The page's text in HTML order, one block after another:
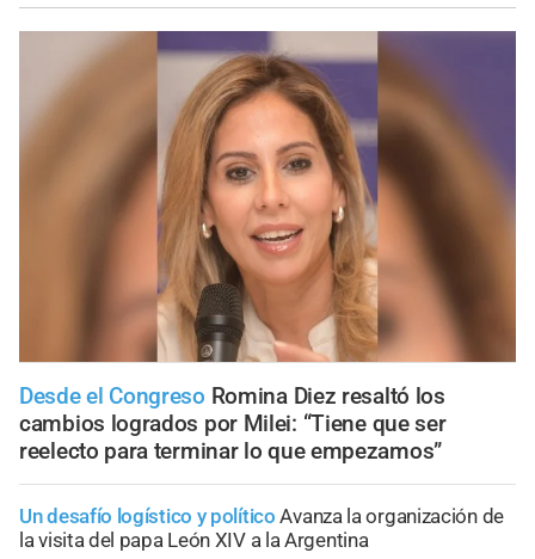
Desde el Congreso Romina Diez resaltó los
cambios logrados por Milei: “Tiene que ser
reelecto para terminar lo que empezamos”
Un desafío logístico y político Avanza la organización de
la visita del papa León XIV a la Argentina